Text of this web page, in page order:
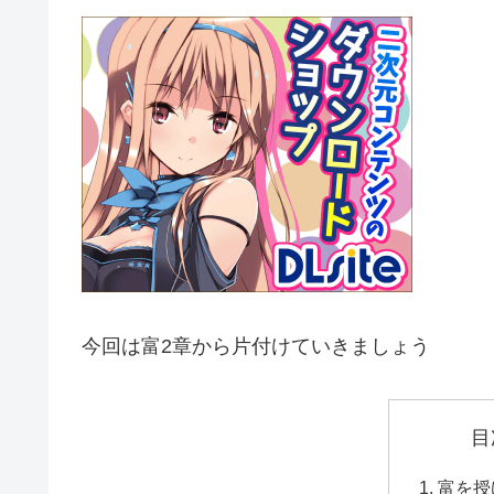
今回は富2章から片付けていきましょう
富を